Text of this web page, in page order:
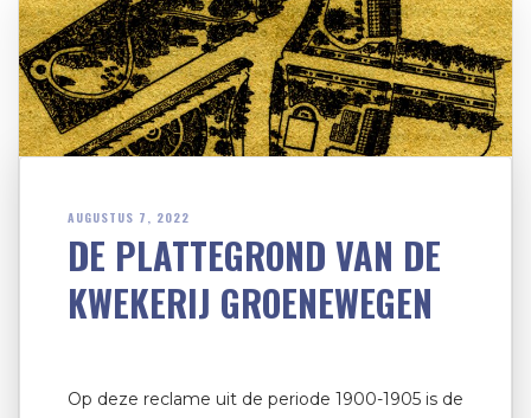
AUGUSTUS 7, 2022
DE PLATTEGROND VAN DE
KWEKERIJ GROENEWEGEN
Op deze reclame uit de periode 1900-1905 is de